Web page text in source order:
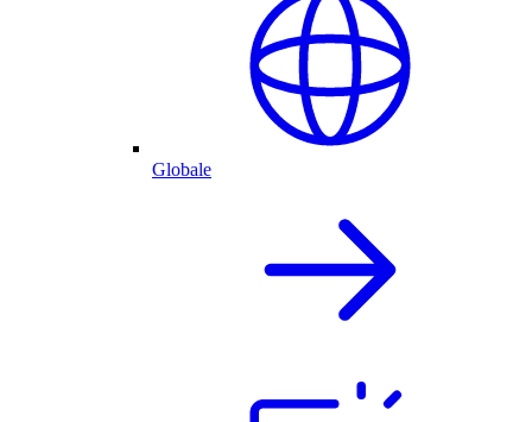
Globale